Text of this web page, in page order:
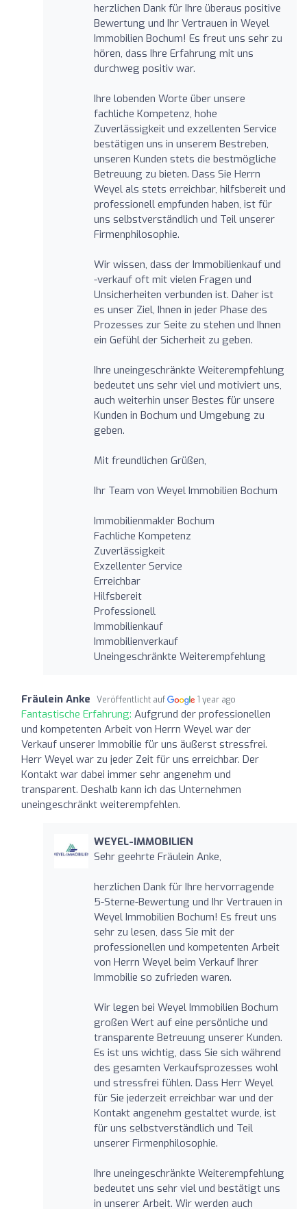
herzlichen Dank für Ihre überaus positive
Bewertung und Ihr Vertrauen in Weyel
Immobilien Bochum! Es freut uns sehr zu
hören, dass Ihre Erfahrung mit uns
durchweg positiv war.
Ihre lobenden Worte über unsere
fachliche Kompetenz, hohe
Zuverlässigkeit und exzellenten Service
bestätigen uns in unserem Bestreben,
unseren Kunden stets die bestmögliche
Betreuung zu bieten. Dass Sie Herrn
Weyel als stets erreichbar, hilfsbereit und
professionell empfunden haben, ist für
uns selbstverständlich und Teil unserer
Firmenphilosophie.
Wir wissen, dass der Immobilienkauf und
-verkauf oft mit vielen Fragen und
Unsicherheiten verbunden ist. Daher ist
es unser Ziel, Ihnen in jeder Phase des
Prozesses zur Seite zu stehen und Ihnen
ein Gefühl der Sicherheit zu geben.
Ihre uneingeschränkte Weiterempfehlung
bedeutet uns sehr viel und motiviert uns,
auch weiterhin unser Bestes für unsere
Kunden in Bochum und Umgebung zu
geben.
Mit freundlichen Grüßen,
Ihr Team von Weyel Immobilien Bochum
Immobilienmakler Bochum
Fachliche Kompetenz
Zuverlässigkeit
Exzellenter Service
Erreichbar
Hilfsbereit
Professionell
Immobilienkauf
Immobilienverkauf
Uneingeschränkte Weiterempfehlung
Fräulein Anke Veröffentlicht auf 1 year ago
Fantastische Erfahrung: Aufgrund der professionellen
und kompetenten Arbeit von Herrn Weyel war der
Verkauf unserer Immobilie für uns äußerst stressfrei.
Herr Weyel war zu jeder Zeit für uns erreichbar. Der
Kontakt war dabei immer sehr angenehm und
transparent. Deshalb kann ich das Unternehmen
uneingeschränkt weiterempfehlen.
WEYEL-IMMOBILIEN
Sehr geehrte Fräulein Anke,
herzlichen Dank für Ihre hervorragende
5-Sterne-Bewertung und Ihr Vertrauen in
Weyel Immobilien Bochum! Es freut uns
sehr zu lesen, dass Sie mit der
professionellen und kompetenten Arbeit
von Herrn Weyel beim Verkauf Ihrer
Immobilie so zufrieden waren.
Wir legen bei Weyel Immobilien Bochum
großen Wert auf eine persönliche und
transparente Betreuung unserer Kunden.
Es ist uns wichtig, dass Sie sich während
des gesamten Verkaufsprozesses wohl
und stressfrei fühlen. Dass Herr Weyel
für Sie jederzeit erreichbar war und der
Kontakt angenehm gestaltet wurde, ist
für uns selbstverständlich und Teil
unserer Firmenphilosophie.
Ihre uneingeschränkte Weiterempfehlung
bedeutet uns sehr viel und bestätigt uns
in unserer Arbeit. Wir werden auch